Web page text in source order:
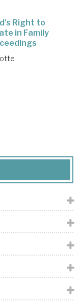
Right to
in Family